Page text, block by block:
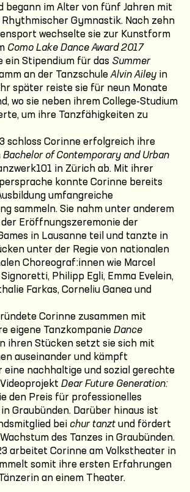
begann im Alter von fünf Jahren mit
Gymnastik. Nach zehn
wechselte sie zur Kunstform
Como Lake Dance Award 2017
ein Stipendium für das Summer
an der TanzschuleAlvin Ailey in
später reiste sie für neun Monate
wo sie neben ihrem College-Studium
um ihre Tanzfähigkeiten zu
schloss Corinne erfolgreich ihre
Bachelor of Contemporary and Urban
in Zürich ab. Mit ihrer
konnte Corinne bereits
umfangreiche
sammeln. Sie nahm unter anderem
Eröffnungszeremonie der
in Lausanne teil und tanzte in
unter der Regie von nationalen
Choreograf:innen wie Marcel
Philipp Egli, Emma Evelein,
Farkas, Corneliu Ganea und
Corinne zusammen mit
eigene Tanzkompanie Dance
ihren Stücken setzt sie sich mit
auseinander und kämpft
eine nachhaltige und sozial gerechte
Dear Future Generation:
den Preis für professionelles
Graubünden. Darüber hinaus ist
bei chur tanzt und fördert
des Tanzes in Graubünden.
arbeitet Corinne am Volkstheater in
somit ihre ersten Erfahrungen
an einem Theater.